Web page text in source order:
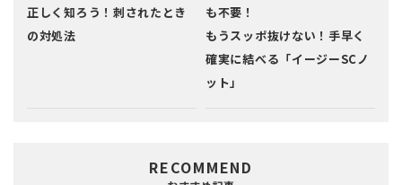
正しく知ろう！刺されたとき
の対処法
も不要！
もうスッポ抜けない！手早く
確実に結べる「イージーSCノ
ット」
RECOMMEND